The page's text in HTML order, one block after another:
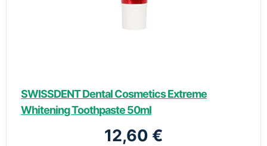
SWISSDENT Dental Cosmetics Extreme
Whitening Toothpaste 50ml
12,60 €